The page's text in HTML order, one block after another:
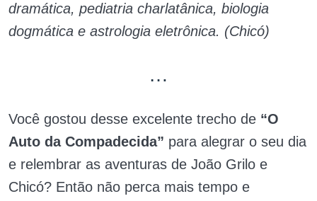
dramática, pediatria charlatânica, biologia
dogmática e astrologia eletrônica. (Chicó)
…
Você gostou desse excelente trecho de “O
Auto da Compadecida” para alegrar o seu dia
e relembrar as aventuras de João Grilo e
Chicó? Então não perca mais tempo e